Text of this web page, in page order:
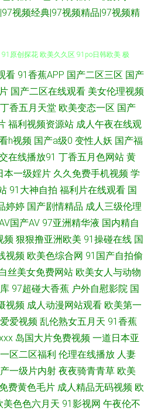
视频经典|97视频精品|97视频精
国产午夜经典91福利 影音先锋电影日韩
原创探花 欧美久久区 91po日韩欧美 极
国产三级 五月婷婷欧美色日韩 肏屄视频
91在线丝袜视频 欧美日韩三级网址 91狠
在线公开 在线免费av福利资源 大香蕉伊
熟妇视频 久草视频福利资源 1024黄色电
热草 欧韩色图小说 91狠操白嫩美女 精
线色图观看 1024手机国产视频 久久社区
网站麻豆一二三区 91蜜桃臀在线 国产欧
女神在线观看 性爱麻豆 97热热热热色 蜜
夜 午夜福利视频国产一区 91在钱视频 欧
看 91香蕉APP 国产二区三区 国产
国产二区在线观看 美女伦理视频
丁香五月天堂 欧美变态一区 国产
福利视频资源站 成人午夜在线观
h视频 国产a级0 变性人妖 国产福
在线播放91 丁香五月色网站 黄
本一级婬片 久久免费手机视频 学
91大神自拍 福利片在线观看 国
婷婷 国产剧情精品 成人三级伦理
国产AV 97亚洲精华液 国内精自
频 狠狠撸亚洲欧美 91操碰在线 国
视频 欧美色综合网 91国产自拍偷
丝美女免费网站 欧美女人与动物
97超碰大香蕉 户外自慰影院 国
视频 成人动漫网站观看 欧美第一
爱视频 乱伦熟女五月天 91香蕉
岛国大片免费视频 一道日本亚
区二区福利 伦理在线播放 人妻
一级片内射 夜夜骑青青草 欧美
免费黄色毛片 成人精品无码视频 欧
美色色六月天 91影视网 午夜伦不